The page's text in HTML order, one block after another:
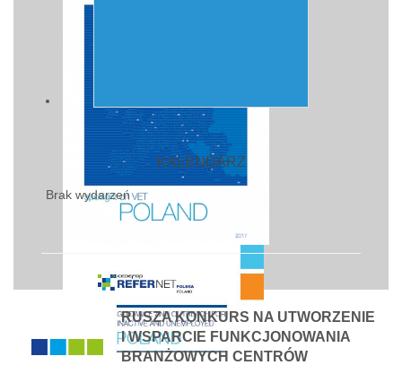
KALENDARZ
Brak wydarzeń
RUSZA KONKURS NA UTWORZENIE
I WSPARCIE FUNKCJONOWANIA
BRANŻOWYCH CENTRÓW